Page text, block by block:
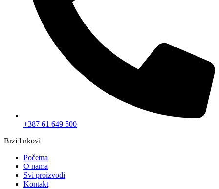
+387 61 649 500
Brzi linkovi
Početna
O nama
Svi proizvodi
Kontakt